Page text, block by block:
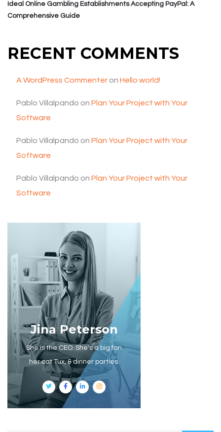
Ideal Online Gambling Establishments Accepting PayPal: A
Comprehensive Guide
RECENT COMMENTS
A WordPress Commenter on Hello world!
Pablo Villalpando on Plan Your Project with Your
Software
Pablo Villalpando on Plan Your Project with Your
Software
Pablo Villalpando on Plan Your Project with Your
Software
Jina Peterson
She is the CEO. She's a big fan
her cat Tux, & dinner parties.